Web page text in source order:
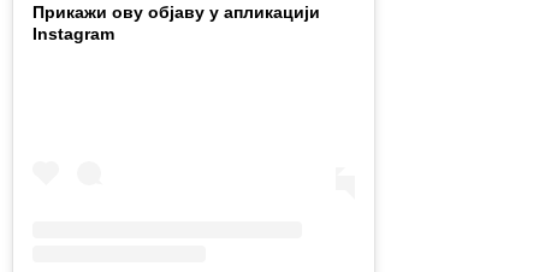
Прикажи ову објаву у апликацији
Instagram